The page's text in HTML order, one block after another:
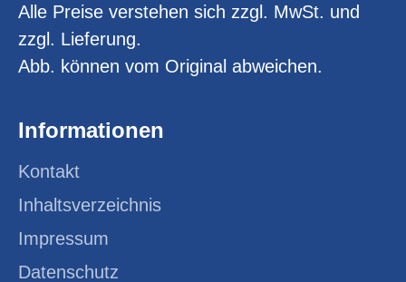
Alle Preise verstehen sich zzgl. MwSt. und
zzgl. Lieferung.
Abb. können vom Original abweichen.
Informationen
Kontakt
Inhaltsverzeichnis
Impressum
Datenschutz